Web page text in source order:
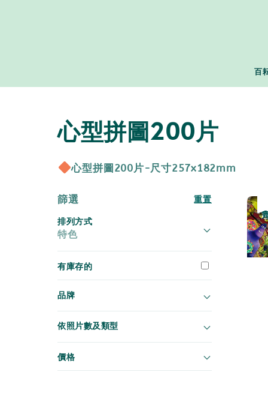
百
心型拼圖200片
心型拼圖200片-尺寸257x182mm
篩選 重置
排列方式
特色
有庫存的
品牌
依照片數及類型
價格